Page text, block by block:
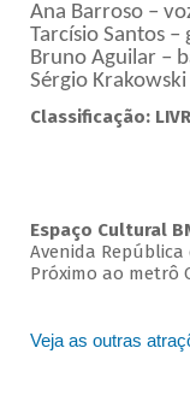
Ana Barroso –
Tarcísio Santos –
Bruno Aguilar –
Sérgio
Classificação:
Espaço Cultural
Avenida República
Próximo ao metrô
Veja as outras